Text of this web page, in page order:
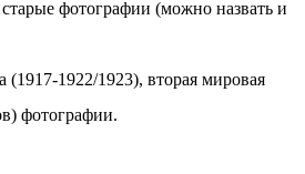
фотографии (можно назвать и
1922/1923), вторая мировая
фотографии.